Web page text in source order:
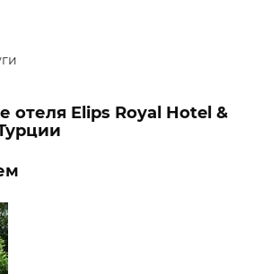
отеля Elips Royal Hotel &